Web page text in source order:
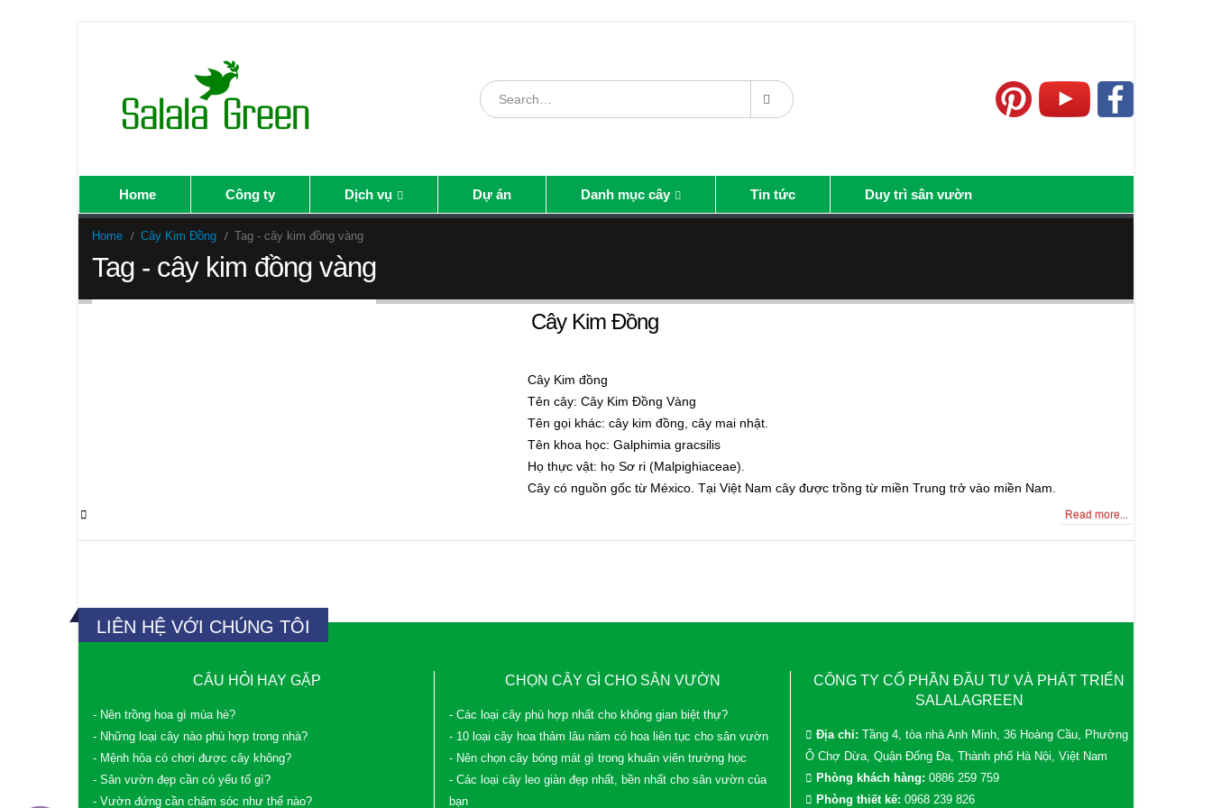
Home Công ty Dịch vụ Dự án Danh mục cây Tin tức Duy trì sân vườn
Home Cây Kim Đồng Tag - cây kim đồng vàng
Tag - cây kim đồng vàng
Cây Kim Đồng
Cây Kim đồng
Tên cây: Cây Kim Đồng Vàng
Tên gọi khác: cây kim đồng, cây mai nhật.
Tên khoa học: Galphimia gracsilis
Họ thực vật: họ Sơ ri (Malpighiaceae).
Cây có nguồn gốc từ México. Tại Việt Nam cây được trồng từ miền Trung trở vào miền Nam.
Read more...
LIÊN HỆ VỚI CHÚNG TÔI
CÂU HỎI HAY GẶP
- Nên trồng hoa gì mùa hè?
- Những loại cây nào phù hợp trong nhà?
- Mệnh hỏa có chơi được cây không?
- Sân vườn đẹp cần có yếu tố gì?
- Vườn đứng cần chăm sóc như thế nào?
CHỌN CÂY GÌ CHO SÂN VƯỜN
- Các loại cây phù hợp nhất cho không gian biệt thự?
- 10 loại cây hoa thảm lâu năm có hoa liên tục cho sân vườn
- Nên chọn cây bóng mát gì trong khuân viên trường học
- Các loại cây leo giàn đẹp nhất, bền nhất cho sân vườn của
bạn
CÔNG TY CỔ PHẦN ĐẦU TƯ VÀ PHÁT TRIỂN
SALALAGREEN
Địa chỉ:
Tầng 4, tòa nhà Anh Minh, 36 Hoàng Cầu, Phường
Ô Chợ Dừa, Quận Đống Đa, Thành phố Hà Nội, Việt Nam
Phòng khách hàng: 0886 259 759
Phòng thiết kế: 0968 239 826